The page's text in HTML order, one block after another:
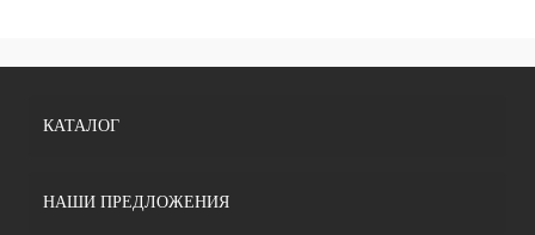
КАТАЛОГ
НАШИ ПРЕДЛОЖЕНИЯ